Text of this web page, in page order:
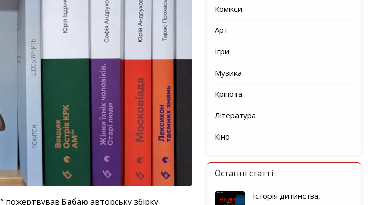
” пожертвував Бабаю авторську збірку
Комікси
Арт
Ігри
Музика
Кріпота
Література
Кіно
Останні статті
Історія дитинства,